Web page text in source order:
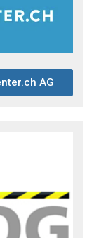
AG